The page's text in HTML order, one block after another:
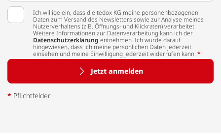
Ich willige ein, dass die tedox KG meine personenbezogenen
Daten zum Versand des Newsletters sowie zur Analyse meines
Nutzerverhaltens (z.B. Öffnungs- und Klickraten) verarbeitet.
Weitere Informationen zur Datenverarbeitung kann ich der
Datenschutzerklärung entnehmen. Ich wurde darauf
hingewiesen, dass ich meine persönlichen Daten jederzeit
einsehen und meine Einwilligung jederzeit widerrufen kann. *
Jetzt anmelden
* Pflichtfelder